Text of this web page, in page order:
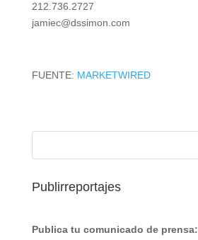
212.736.2727
jamiec@dssimon.com
FUENTE: MARKETWIRED
Publirreportajes
Publica tu comunicado de prensa: